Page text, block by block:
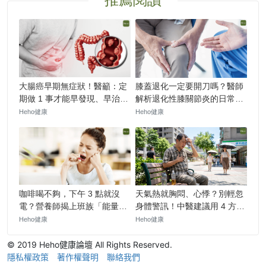
© 2019 Heho健康論壇 All Rights Reserved.
隱私權政策
著作權聲明 聯絡我們